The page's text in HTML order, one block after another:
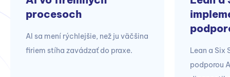
procesoch
AI sa mení rýchlejšie, než ju väčšina
firiem stíha zavádzať do praxe.
Lean a Six
podporou